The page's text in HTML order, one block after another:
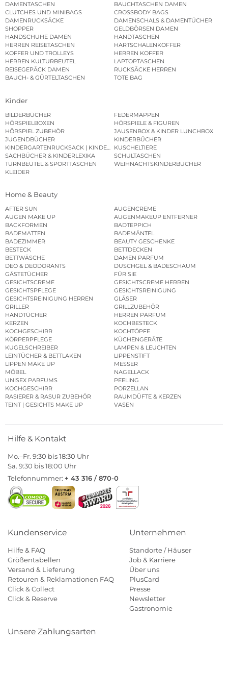
DAMENTASCHEN
BAUCHTASCHEN DAMEN
CLUTCHES UND MINIBAGS
CROSSBODY BAGS
DAMENRUCKSÄCKE
DAMENSCHALS & DAMENTÜCHER
SHOPPER
GELDBÖRSEN DAMEN
HANDSCHUHE DAMEN
HANDTASCHEN
HERREN REISETASCHEN
HARTSCHALENKOFFER
KOFFER UND TROLLEYS
HERREN KOFFER
HERREN KULTURBEUTEL
LAPTOPTASCHEN
REISEGEPÄCK DAMEN
RUCKSÄCKE HERREN
BAUCH- & GÜRTELTASCHEN
TOTE BAG
Kinder
BILDERBÜCHER
FEDERMAPPEN
HÖRSPIELBOXEN
HÖRSPIELE & FIGUREN
HÖRSPIEL ZUBEHÖR
JAUSENBOX & KINDER LUNCHBOX
JUGENDBÜCHER
KINDERBÜCHER
KINDERGARTENRUCKSACK | KINDERGARTENBEUTEL
KUSCHELTIERE
SACHBÜCHER & KINDERLEXIKA
SCHULTASCHEN
TURNBEUTEL & SPORTTASCHEN
WEIHNACHTSKINDERBÜCHER
KLEIDER
Home & Beauty
AFTER SUN
AUGENCREME
AUGEN MAKE UP
AUGENMAKEUP ENTFERNER
BACKFORMEN
BADTEPPICH
BADEMATTEN
BADEMÄNTEL
BADEZIMMER
BEAUTY GESCHENKE
BESTECK
BETTDECKEN
BETTWÄSCHE
DAMEN PARFUM
DEO & DEODORANTS
DUSCHGEL & BADESCHAUM
GÄSTETÜCHER
FÜR SIE
GESICHTSCREME
GESICHTSCREME HERREN
GESICHTSPFLEGE
GESICHTSREINIGUNG
GESICHTSREINIGUNG HERREN
GLÄSER
GRILLER
GRILLZUBEHÖR
HANDTÜCHER
HERREN PARFUM
KERZEN
KOCHBESTECK
KOCHGESCHIRR
KOCHTÖPFE
KÖRPERPFLEGE
KÜCHENGERÄTE
KUGELSCHREIBER
LAMPEN & LEUCHTEN
LEINTÜCHER & BETTLAKEN
LIPPENSTIFT
LIPPEN MAKE UP
MESSER
MÖBEL
NAGELLACK
UNISEX PARFUMS
PEELING
KOCHGESCHIRR
PORZELLAN
RASIERER & RASUR ZUBEHÖR
RAUMDÜFTE & KERZEN
TEINT | GESICHTS MAKE UP
VASEN
Hilfe & Kontakt
Mo.–Fr. 9:30 bis 18:30 Uhr
Sa. 9:30 bis 18:00 Uhr
Telefonnummer: + 43 316 / 870-0
Kundenservice
Hilfe & FAQ
Größentabellen
Versand & Lieferung
Retouren & Reklamationen FAQ
Click & Collect
Click & Reserve
Unternehmen
Standorte / Häuser
Job & Karriere
Über uns
PlusCard
Presse
Newsletter
Gastronomie
Unsere Zahlungsarten